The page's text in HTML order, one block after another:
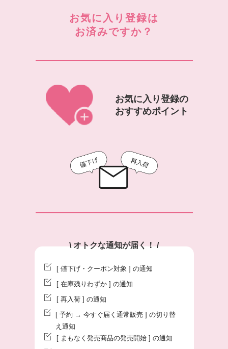
お気に入り登録は
お済みですか？
お気に入り登録の
おすすめポイント
\ オトクな通知が届く！ /
[ 値下げ・クーポン対象 ] の通知
[ 在庫残りわずか ] の通知
[ 再入荷 ] の通知
[ 予約 → 今すぐ届く通常販売 ] の切り替
え通知
[ まもなく発売商品の発売開始 ] の通知